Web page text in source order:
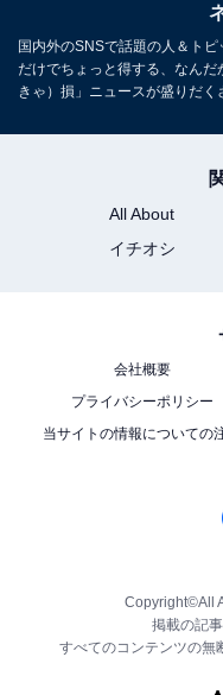
国内外のSNSで話題の人＆ト
だけでちょっと得する、なん
きゃ）損」ニュースが盛りだく
All About
イチオシ
会社概要
プライバシーポリシー
当サイトの情報についての
Copyright©All
掲載の記
すべてのコンテンツの無